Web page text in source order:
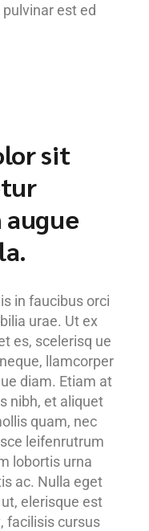
est ed
sit
in faucibus orci
urae. Ut ex
es, scelerisq ue
llamcorper
diam. Etiam at
nibh, et aliquet
quam, nec
leifenrutrum
lobortis urna
ac. Nulla eget
elerisque est
facilisis cursus